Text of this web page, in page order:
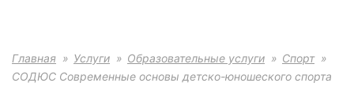
Главная Услуги Образовательные услуги
Спорт
СОДЮС Современные основы детско-юношеского спорта